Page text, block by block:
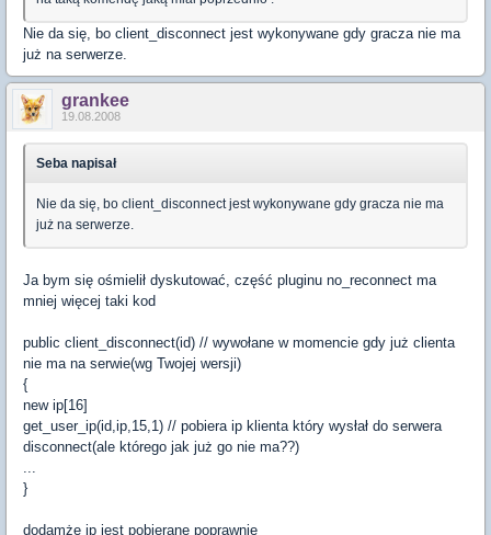
Nie da się, bo client_disconnect jest wykonywane gdy gracza nie ma
już na serwerze.
grankee
19.08.2008
Seba napisał
Nie da się, bo client_disconnect jest wykonywane gdy gracza nie ma
już na serwerze.
Ja bym się ośmielił dyskutować, część pluginu no_reconnect ma
mniej więcej taki kod
public client_disconnect(id) // wywołane w momencie gdy już clienta
nie ma na serwie(wg Twojej wersji)
{
new ip[16]
get_user_ip(id,ip,15,1) // pobiera ip klienta który wysłał do serwera
disconnect(ale którego jak już go nie ma??)
...
}
dodamże ip jest pobierane poprawnie